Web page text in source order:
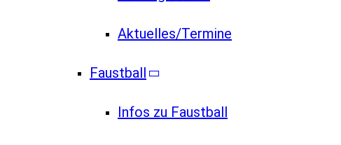
Aktuelles/Termine
Faustball
Infos zu Faustball